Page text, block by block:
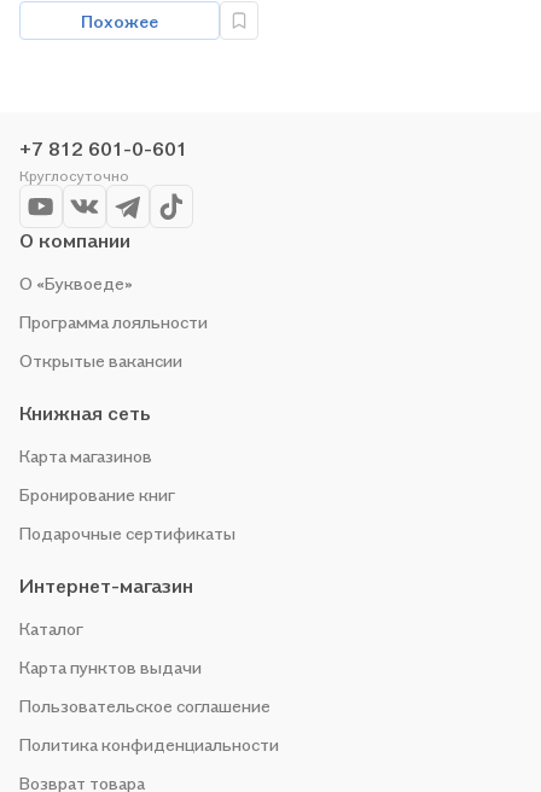
Похожее
+7 812 601-0-601
Круглосуточно
О компании
О «Буквоеде»
Программа лояльности
Открытые вакансии
Книжная сеть
Карта магазинов
Бронирование книг
Подарочные сертификаты
Интернет-магазин
Каталог
Карта пунктов выдачи
Пользовательское соглашение
Политика конфиденциальности
Возврат товара